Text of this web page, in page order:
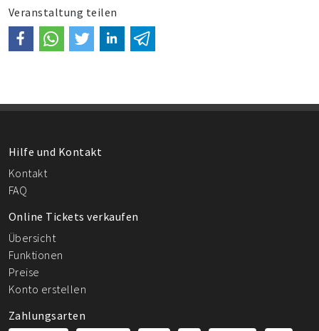
Veranstaltung teilen
Hilfe und Kontakt
Kontakt
FAQ
Online Tickets verkaufen
Übersicht
Funktionen
Preise
Konto erstellen
Zahlungsarten